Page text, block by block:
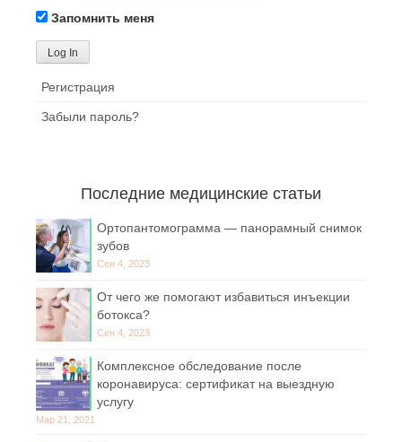
Запомнить меня
Регистрация
Забыли пароль?
Последние медицинские статьи
Ортопантомограмма — панорамный снимок
зубов
Сен 4, 2023
От чего же помогают избавиться инъекции
ботокса?
Сен 4, 2023
Комплексное обследование после
коронавируса: сертификат на выездную
услугу
Мар 21, 2021